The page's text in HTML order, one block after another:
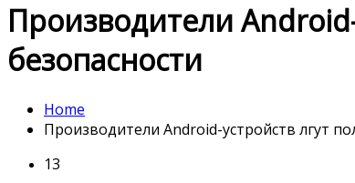
Производители
безопасности
Home
Производители Android-устройств лгут
13